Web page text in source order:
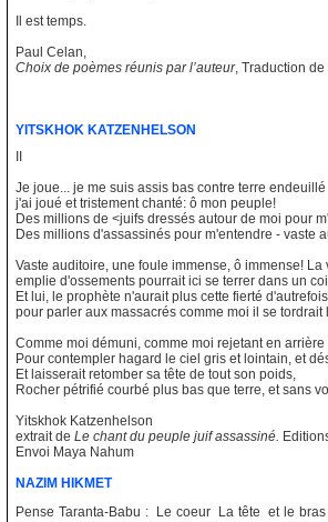
Il est temps.
Paul Celan,
Choix de poèmes réunis par l’auteur, Traduction
YITSKHOK KATZENHELSON
Je joue... je me suis assis bas contre terre endeuillé
j'ai joué et tristement chanté: ô mon peuple!
Des millions de <juifs dressés autour de moi pour
Des millions d'assassinés pour m'entendre - vaste
Vaste auditoire, une foule immense, ô immense! La
emplie d'ossements pourrait ici se terrer dans un
Et lui, le prophète n'aurait plus cette fierté
pour parler aux massacrés comme moi il se tordrait
Comme moi démuni, comme moi rejetant en arrière
Pour contempler hagard le ciel gris et lointain, et
Et laisserait retomber sa tête de tout son poids,
Rocher pétrifié courbé plus bas que terre, et sans
Yitskhok Katzenhelson
extrait de Le chant du peuple juif assassiné.
Envoi Maya Nahum
NAZIM HIKMET
Pense Taranta-Babu : Le coeur La tête et le